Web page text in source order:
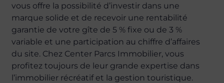
vous offre la possibilité d’investir dans une
marque solide et de recevoir une rentabilité
garantie de votre gîte de 5 % fixe ou de 3 %
variable et une participation au chiffre d’affaires
du site. Chez Center Parcs Immobilier, vous
profitez toujours de leur grande expertise dans
l’immobilier récréatif et la gestion touristique.